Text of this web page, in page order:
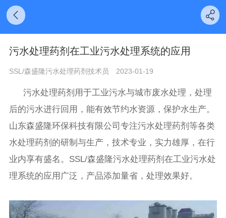
污水处理药剂在工业污水处理系统的应用
SSL/森盛隆污水处理药剂技术员 2023-01-19
污水处理药剂用于工业污水与城市废水处理，处理
后的污水进行回用，能有效节约水资源，保护水生产。
山东森盛隆环保科技有限公司专注污水处理药剂等各类
水处理药剂的研制与生产，技术专业，实力雄厚，在行
业内享有盛名。SSL/森盛隆污水处理药剂在工业污水处
理系统的应用广泛，产品添加量省，处理效果好。